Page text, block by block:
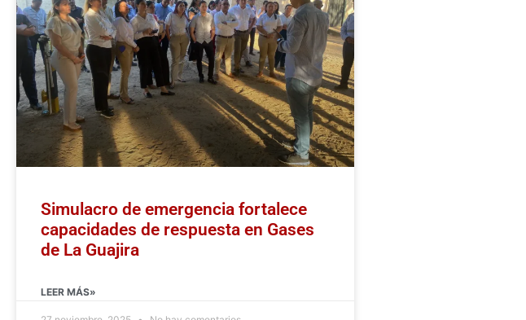
Simulacro de emergencia fortalece
capacidades de respuesta en Gases
de La Guajira
LEER MÁS»